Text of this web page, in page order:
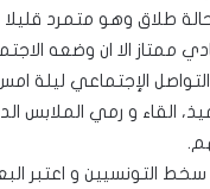
في حالة طلاق وهو متمرد
ممتاز الا ان وضعه
الإجتماعي ليلة
القاء و رمي
سخط التونسيين و اعتبر